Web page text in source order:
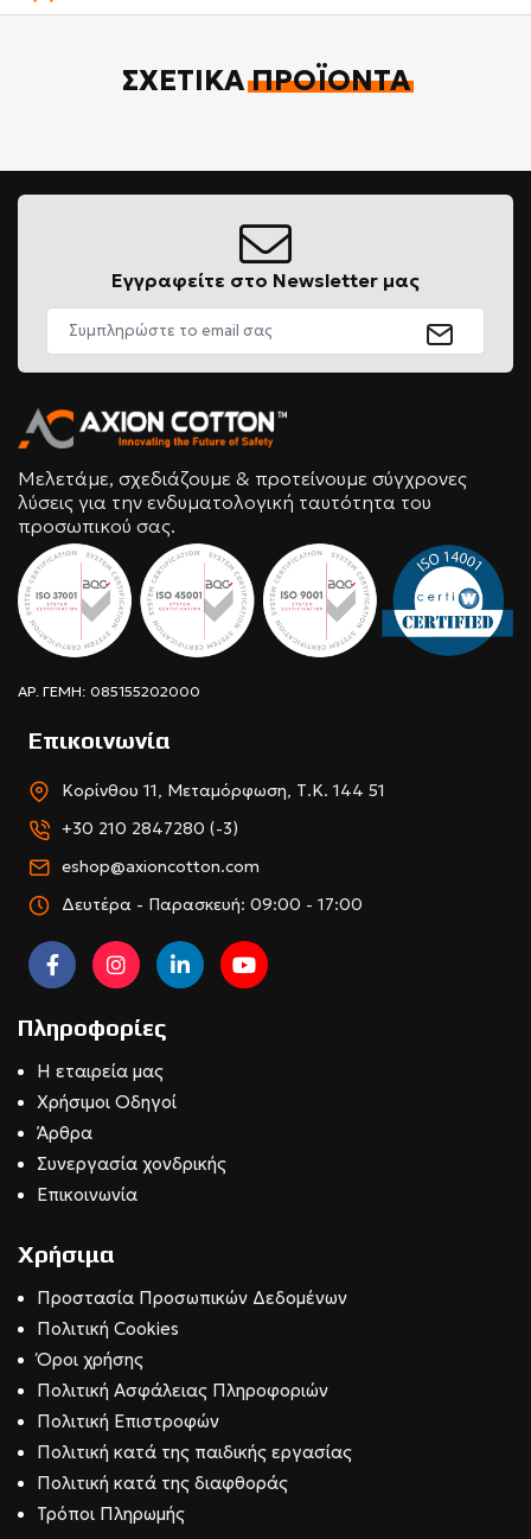
ΣΧΕΤΙΚΆΠΡΟΪΌΝΤΑ
Εγγραφείτε στο Newsletter μας
Μελετάμε, σχεδιάζουμε & προτείνουμε σύγχρονες
λύσεις για την ενδυματολογική ταυτότητα του
προσωπικού σας.
ΑΡ. ΓΕΜΗ: 085155202000
Επικοινωνία
Κορίνθου 11, Μεταμόρφωση, Τ.Κ. 144 51
+30 210 2847280 (-3)
eshop@axioncotton.com
Δευτέρα - Παρασκευή: 09:00 - 17:00
Πληροφορίες
Η εταιρεία μας
Χρήσιμοι Οδηγοί
Άρθρα
Συνεργασία χονδρικής
Επικοινωνία
Χρήσιμα
Προστασία Προσωπικών Δεδομένων
Πολιτική Cookies
Όροι χρήσης
Πολιτική Ασφάλειας Πληροφοριών
Πολιτική Επιστροφών
Πολιτική κατά της παιδικής εργασίας
Πολιτική κατά της διαφθοράς
Τρόποι Πληρωμής